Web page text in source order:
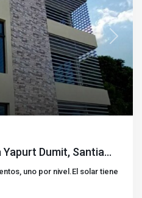
Next
Dumit, Santia...
uno por nivel.El solar tiene